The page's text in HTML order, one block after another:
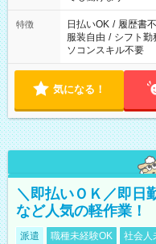
り、短時間・短期
特徴 日払いOK / 履歴書
服装自由 / シフト勤
ソコンスキル不要
気になる！
＼即払いＯＫ／即日
など人気の軽作業！
派遣 職種未経験OK 社会人